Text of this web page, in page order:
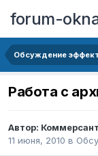
forum-
Обсуждение
Работа с
Автор: Коммерсант
11 июня, 2010 в